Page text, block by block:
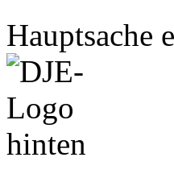
Hauptsache